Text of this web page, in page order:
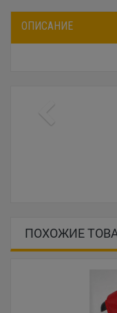
ОПИСАНИЕ
ПОХОЖИЕ